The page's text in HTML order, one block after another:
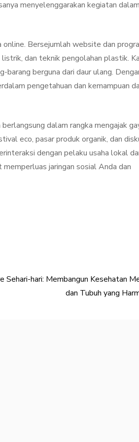
menyelenggarakan kegiatan dalam
Bersejumlah website dan
dan teknik pengolahan plastik.
berguna dari daur ulang.
pengetahuan dan kemampuan
dalam rangka mengajak
eco, pasar produk organik, dan
dengan pelaku usaha lokal
jaringan sosial Anda dan
Sehari-hari: Membangun Kesehatan
dan Tubuh yang